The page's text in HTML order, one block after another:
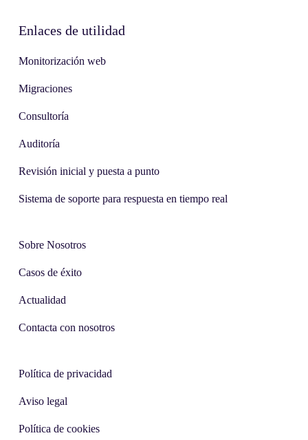
Enlaces de utilidad
Monitorización web
Migraciones
Consultoría
Auditoría
Revisión inicial y puesta a punto
Sistema de soporte para respuesta en tiempo real
Sobre Nosotros
Casos de éxito
Actualidad
Contacta con nosotros
Política de privacidad
Aviso legal
Política de cookies